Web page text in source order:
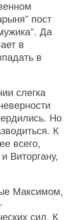
пост
Да
в
в
слегка
Но
К
всего,
Виторгану,
Максимом,
сил. К